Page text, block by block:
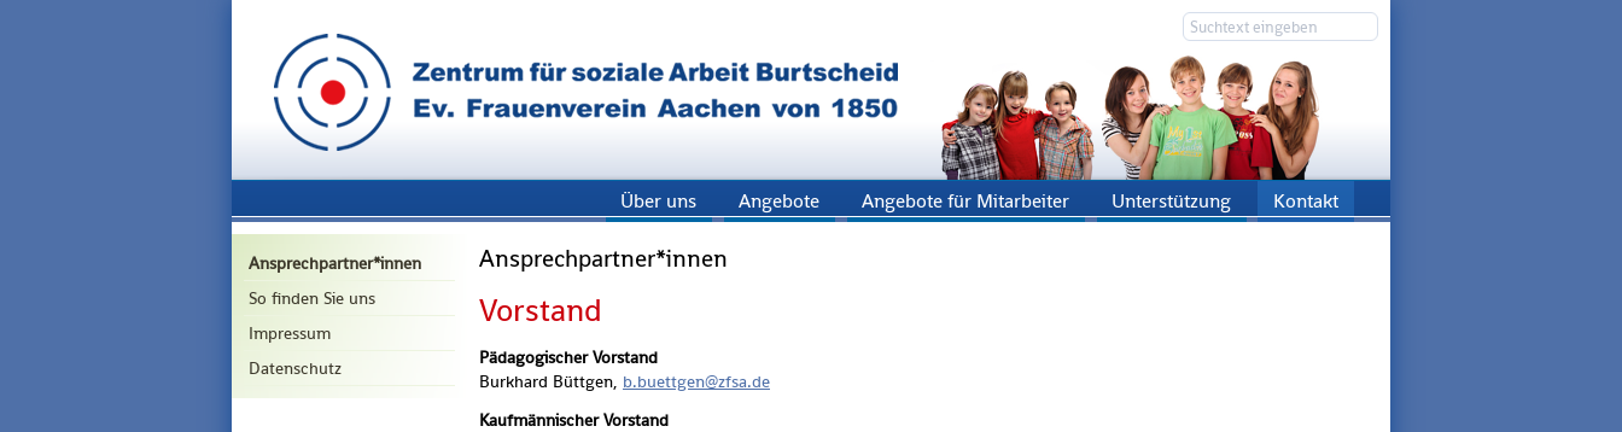
Über uns Angebote Angebote für Mitarbeiter Unterstützung Kontakt
Ansprechpartner*innen
So finden Sie uns
Impressum
Datenschutz
Ansprechpartner*innen
Vor­stand
Päd­ago­gi­scher Vor­stand
Burk­hard Bütt­gen, b.​buettgen@​zfsa.​de
Kauf­män­ni­scher Vor­stand